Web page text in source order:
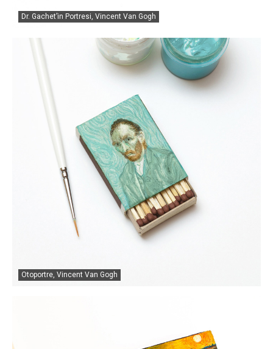
Dr. Gachet’in Portresi, Vincent Van Gogh
Otoportre, Vincent Van Gogh